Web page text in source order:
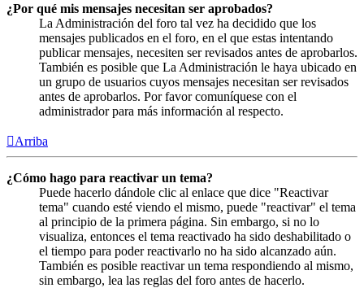
¿Por qué mis mensajes necesitan ser aprobados?
La Administración del foro tal vez ha decidido que los
mensajes publicados en el foro, en el que estas intentando
publicar mensajes, necesiten ser revisados antes de aprobarlos.
También es posible que La Administración le haya ubicado en
un grupo de usuarios cuyos mensajes necesitan ser revisados
antes de aprobarlos. Por favor comuníquese con el
administrador para más información al respecto.
Arriba
¿Cómo hago para reactivar un tema?
Puede hacerlo dándole clic al enlace que dice "Reactivar
tema" cuando esté viendo el mismo, puede "reactivar" el tema
al principio de la primera página. Sin embargo, si no lo
visualiza, entonces el tema reactivado ha sido deshabilitado o
el tiempo para poder reactivarlo no ha sido alcanzado aún.
También es posible reactivar un tema respondiendo al mismo,
sin embargo, lea las reglas del foro antes de hacerlo.